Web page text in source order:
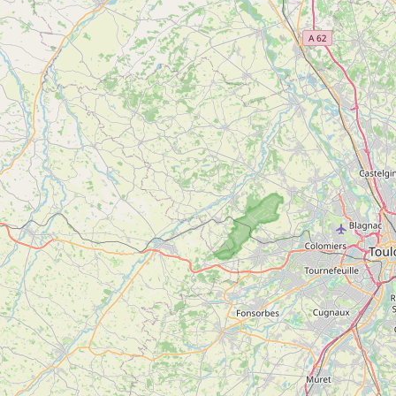
Non communiqué
Dimanche
Non communiqué
Sur demande à partir de deux personnes
5
Flore des cimes – Atelier Macérats huileux
BOUSSENAC
Voir
plus